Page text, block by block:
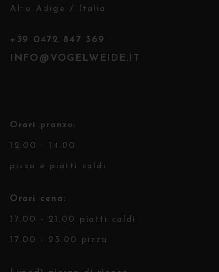
Alto Adige / Italia
+39 0472 847 369
INFO@VOGELWEIDE.IT
Orari pranzo:
12.00 - 14.00
pizza e piatti caldi
Orari cena:
17.00 - 21.00 piatti caldi
17.00 - 23.00 pizza